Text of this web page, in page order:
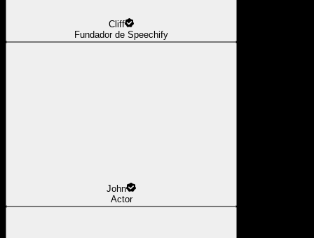
Cliff
Fundador de Speechify
John
Actor